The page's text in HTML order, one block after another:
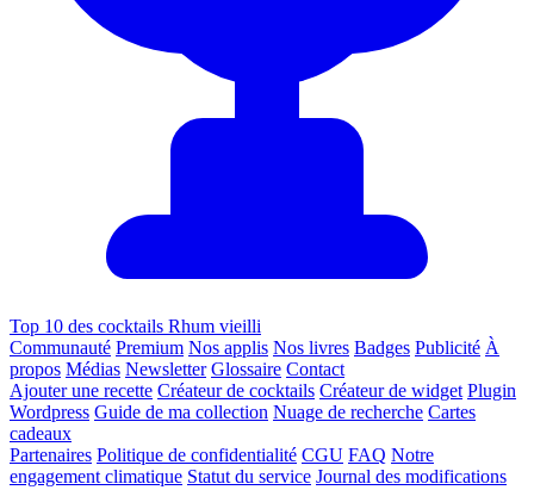
Top 10 des cocktails Rhum vieilli
Communauté Premium Nos applis Nos livres Badges Publicité À
propos Médias Newsletter Glossaire Contact
Ajouter une recette Créateur de cocktails Créateur de widget Plugin
Wordpress Guide de ma collection Nuage de recherche Cartes
cadeaux
Partenaires Politique de confidentialité CGU FAQ Notre
engagement climatique Statut du service Journal des modifications